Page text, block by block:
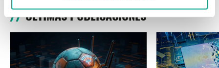
ÚLTIMAS PUBLICACIONES